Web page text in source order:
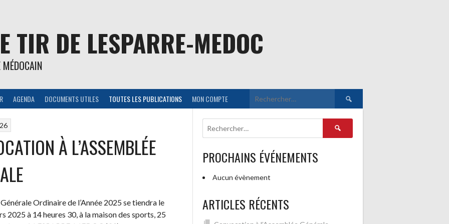
TIR DE LESPARRE-MEDOC
AGENDA DOCUMENTS UTILES TOUTES LES PUBLICATIONS MON COMPTE Rechercher :
À L’ASSEMBLÉE
Générale Ordinaire de l’Année 2025 se tiendra le
2025 à 14 heures 30, à la maison des sports, 25
Rechercher :
PROCHAINS ÉVÉNEMENTS
Aucun évènement
ARTICLES RÉCENTS